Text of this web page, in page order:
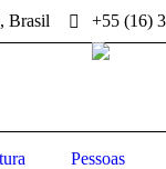
, Brasil +55 (16)
Pessoas